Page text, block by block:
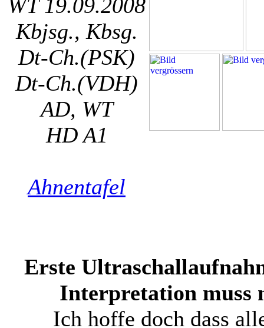
WT 19.09.2008
Kbjsg., Kbsg.
Dt-Ch.(PSK)
Dt-Ch.(VDH)
AD, WT
HD A1
Ahnentafel
Erste
Interpretation muss
Ich hoffe doch dass